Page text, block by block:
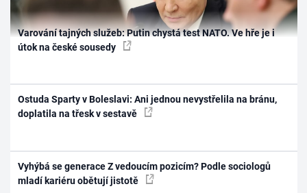
Varování tajných služeb: Putin chystá test NATO. Ve hře je i
útok na české sousedy
Ostuda Sparty v Boleslavi: Ani jednou nevystřelila na bránu,
doplatila na třesk v sestavě
Vyhýbá se generace Z vedoucím pozicím? Podle sociologů
mladí kariéru obětují jistotě